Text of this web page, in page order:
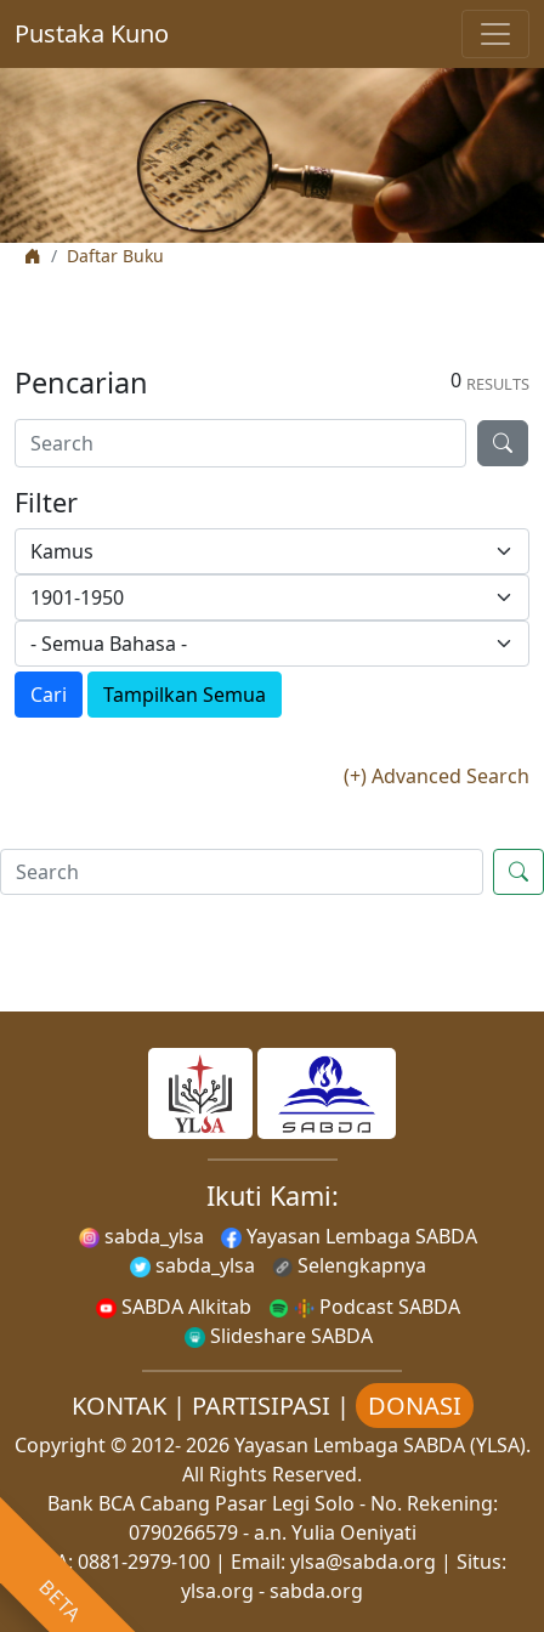
BETA
Pustaka Kuno
Daftar Buku
0 RESULTS
Pencarian
Filter
Cari Tampilkan Semua
(+) Advanced Search
Ikuti Kami:
sabda_ylsa
Yayasan Lembaga SABDA
sabda_ylsa
Selengkapnya
SABDA Alkitab
Podcast SABDA
Slideshare SABDA
KONTAK| PARTISIPASI | DONASI
Copyright© 2012-2026Yayasan Lembaga SABDA (YLSA).
All Rights Reserved.
Bank BCA Cabang Pasar Legi Solo - No. Rekening:
0790266579 - a.n. Yulia Oeniyati
WA: 0881-2979-100| Email: ylsa@sabda.org | Situs:
ylsa.org -sabda.org